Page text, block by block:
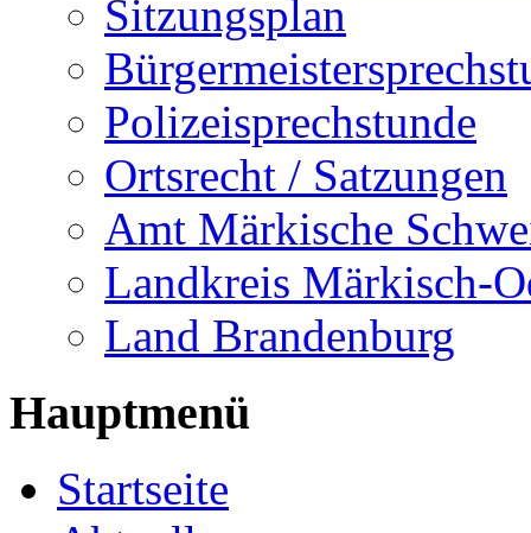
Sitzungsplan
Polizeisprechstunde
Ortsrecht / Satzungen
Amt Märkische
Landkreis Märkisch-
Land Brandenburg
Hauptmenü
Startseite